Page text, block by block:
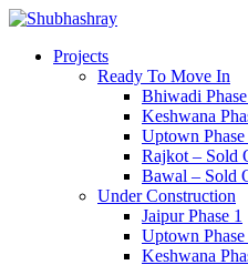
Projects
Ready To Move In
Bhiwadi Phase
Keshwana
Uptown
Rajkot – Sold
Bawal – Sold
Under Construction
Jaipur Phase 1
Uptown
Keshwana